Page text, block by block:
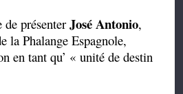
de présenterJosé Antonio,
la Phalange Espagnole,
en tant qu’ « unité de destin